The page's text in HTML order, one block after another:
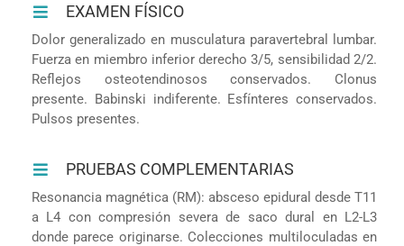
EXAMEN FÍSICO
Dolor generalizado en musculatura paravertebral lumbar.
Fuerza en miembro inferior derecho 3/5, sensibilidad 2/2.
Reflejos osteotendinosos conservados. Clonus
presente. Babinski indiferente. Esfínteres conservados.
Pulsos presentes.
PRUEBAS COMPLEMENTARIAS
Resonancia magnética (RM): absceso epidural desde T11
a L4 con compresión severa de saco dural en L2-L3
donde parece originarse. Colecciones multiloculadas en